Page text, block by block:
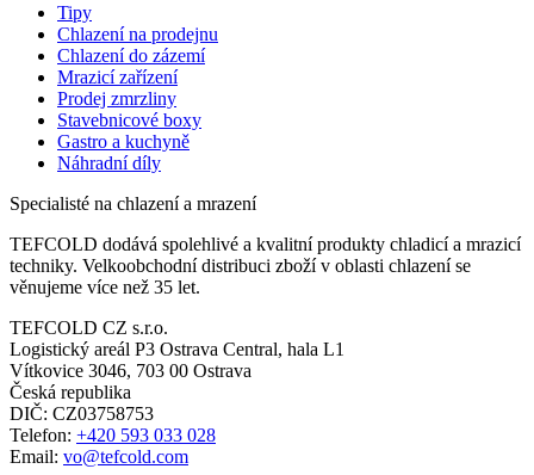
Tipy
Chlazení na prodejnu
Chlazení do zázemí
Mrazicí zařízení
Prodej zmrzliny
Stavebnicové boxy
Gastro a kuchyně
Náhradní díly
Specialisté na chlazení a mrazení
TEFCOLD dodává spolehlivé a kvalitní produkty chladicí a mrazicí
techniky. Velkoobchodní distribuci zboží v oblasti chlazení se
věnujeme více než 35 let.
TEFCOLD CZ s.r.o.
Logistický areál P3 Ostrava Central, hala L1
Vítkovice 3046, 703 00 Ostrava
Česká republika
DIČ: CZ03758753​​​​​​
Telefon: +420 593 033 028
Email: vo@tefcold.com